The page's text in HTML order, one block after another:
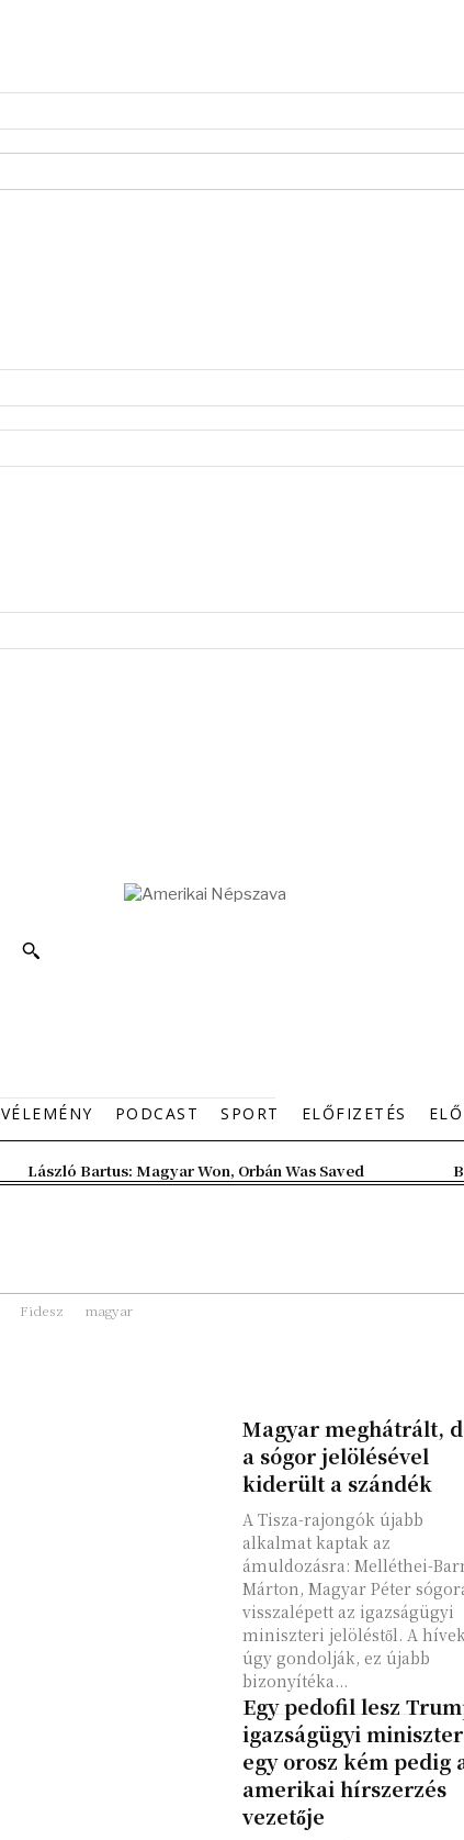
VÉLEMÉNY PODCAST SPORT ELŐFIZETÉS
László Bartus: Magyar Won, Orbán Was Saved
Fidesz magyar
Magyar meghátrált,
a sógor jelölésével
kiderült a szándék
A Tisza-rajongók újabb
alkalmat kaptak az
ámuldozásra: Melléthei-
Márton, Magyar Péter
visszalépett az igazságügyi
miniszteri jelöléstől. A
úgy gondolják, ez újabb
bizonyítéka...
Egy pedofil lesz
igazságügyi
egy orosz kém pedig
amerikai hírszerzés
vezetője